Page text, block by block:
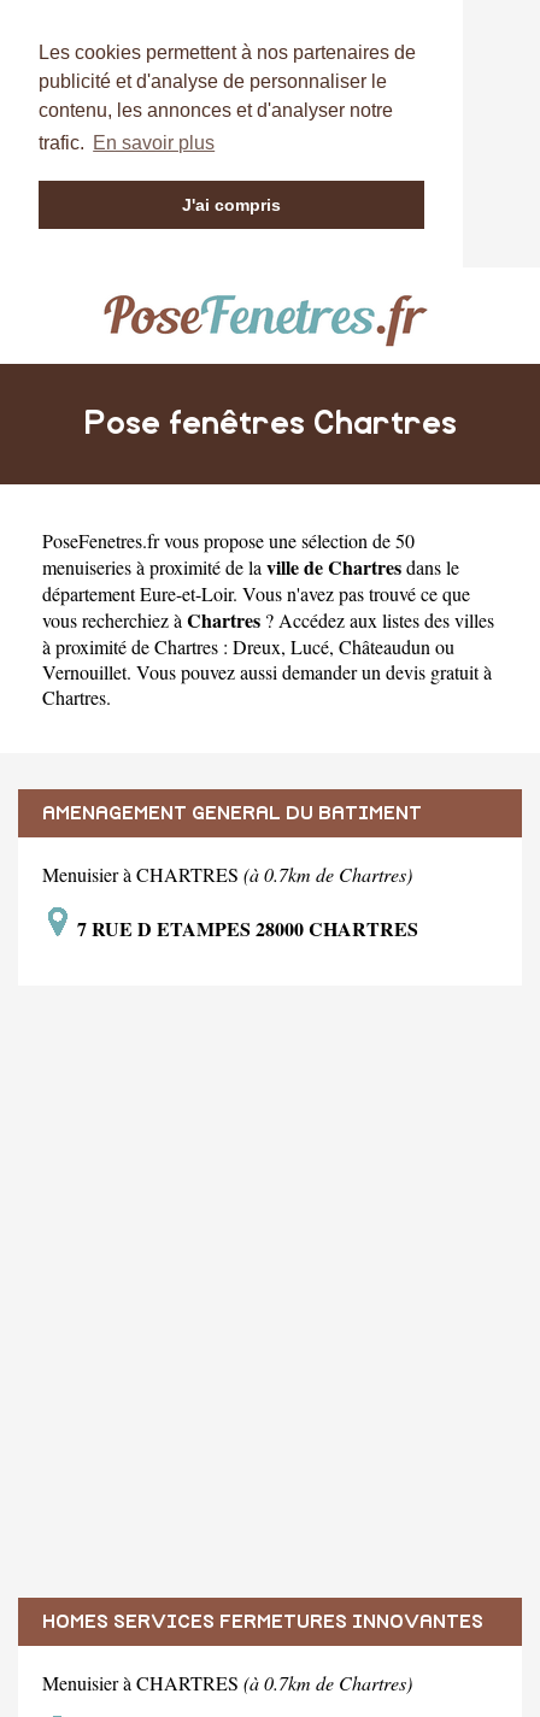
Les cookies permettent à nos partenaires de
publicité et d'analyse de personnaliser le
contenu, les annonces et d'analyser notre
trafic. En savoir plus
J'ai compris
Pose fenêtres Chartres
PoseFenetres.frvous propose une sélection de 50
menuiseries à proximité de la ville de Chartresdans le
départementEure-et-Loir. Vous n'avez pas trouvé ce que
vous recherchiez à Chartres ? Accédez aux listes des villes
à proximité de Chartres : Dreux, Lucé, Châteaudun ou
Vernouillet. Vous pouvez aussi demander un devis gratuit à
Chartres.
AMENAGEMENT GENERAL DU BATIMENT
Menuisier à CHARTRES (à 0.7km de Chartres)
7 RUE D ETAMPES 28000 CHARTRES
HOMES SERVICES FERMETURES INNOVANTES
Menuisier à CHARTRES (à 0.7km de Chartres)